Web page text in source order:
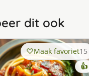
dit ook
Maak favoriet15
👍